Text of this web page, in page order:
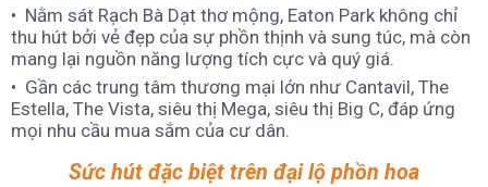
Nằm sát Rạch Bà Dạt thơ mộng, Eaton Park không chỉ
thu hút bởi vẻ đẹp của sự phồn thịnh và sung túc, mà còn
mang lại nguồn năng lượng tích cực và quý giá.
Gần các trung tâm thương mại lớn như Cantavil, The
Estella, The Vista, siêu thị Mega, siêu thị Big C, đáp ứng
mọi nhu cầu mua sắm của cư dân.
Sức hút đặc biệt trên đại lộ phồn hoa